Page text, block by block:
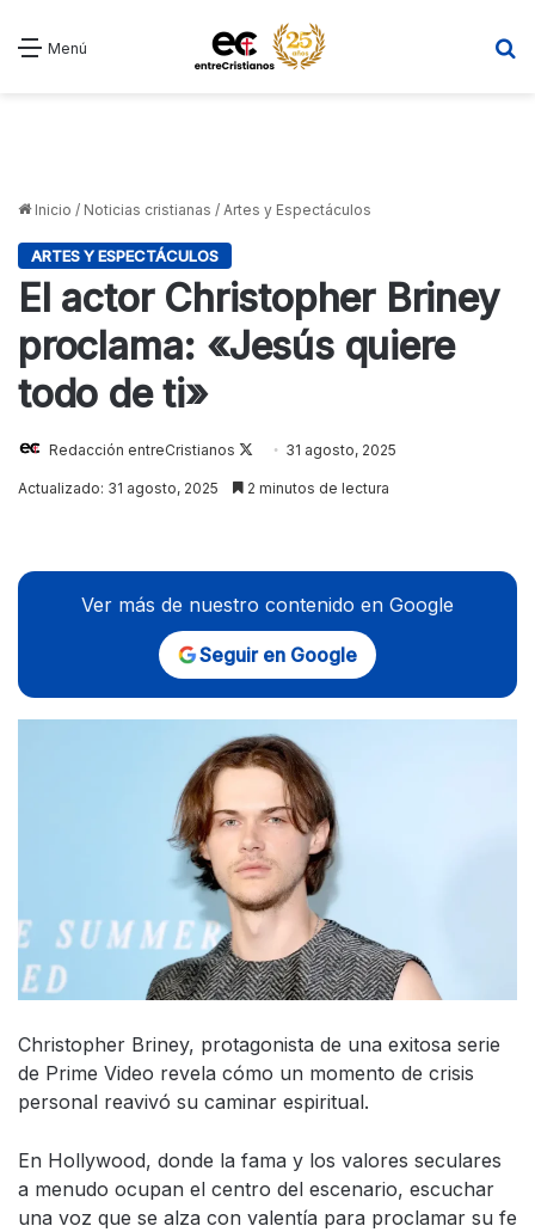
Menú
Inicio / Noticias cristianas / Artes y Espectáculos
ARTES Y ESPECTÁCULOS
El actor Christopher Briney
proclama: «Jesús quiere
todo de ti»
Redacción entreCristianos
Follow31 agosto, 2025
Actualizado: 31 agosto, 2025 2 minutos de lectura
Ver más de nuestro contenido en Google
Seguir en Google
Christopher Briney, protagonista de una exitosa serie
de Prime Video revela cómo un momento de crisis
personal reavivó su caminar espiritual.
En Hollywood, donde la fama y los valores seculares
a menudo ocupan el centro del escenario, escuchar
una voz que se alza con valentía para proclamar su fe